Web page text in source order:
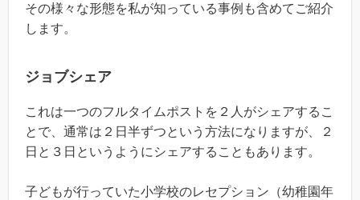
その様々な形態を私が知っている事例も含めてご紹介
します。
ジョブシェア
これは一つのフルタイムポストを２人がシェアするこ
とで、通常は２日半ずつという方法になりますが、２
日と３日というようにシェアすることもあります。
子どもが行っていた小学校のレセプション（幼稚園年